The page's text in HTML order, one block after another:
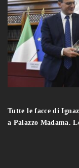
Tutte le facce di
a Palazzo Madama.